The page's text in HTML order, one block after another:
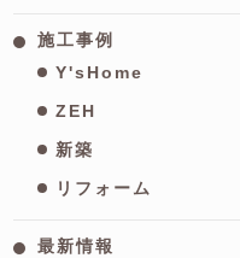
施工事例
Y'sHome
ZEH
新築
リフォーム
最新情報